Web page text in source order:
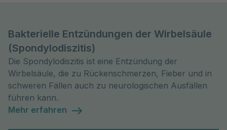
Bakterielle Entzündungen der Wirbelsäule
(Spondylodiszitis)
Die Spondylodiszitis ist eine Entzündung der
Wirbelsäule, die zu Rückenschmerzen, Fieber und in
schweren Fällen auch zu neurologischen Ausfällen
führen kann.
Mehr erfahren